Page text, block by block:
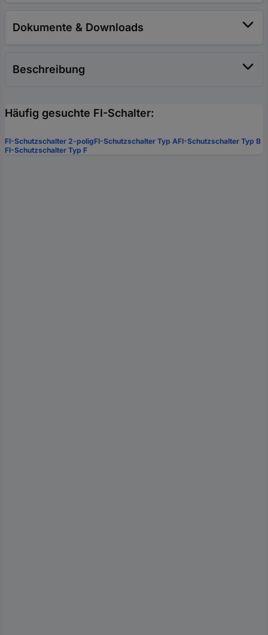
Dokumente & Downloads
Beschreibung
Häufig gesuchte FI-Schalter:
FI-Schutzschalter 2-poligFI-Schutzschalter Typ AFI-Schutzschalter Typ B
FI-Schutzschalter Typ F